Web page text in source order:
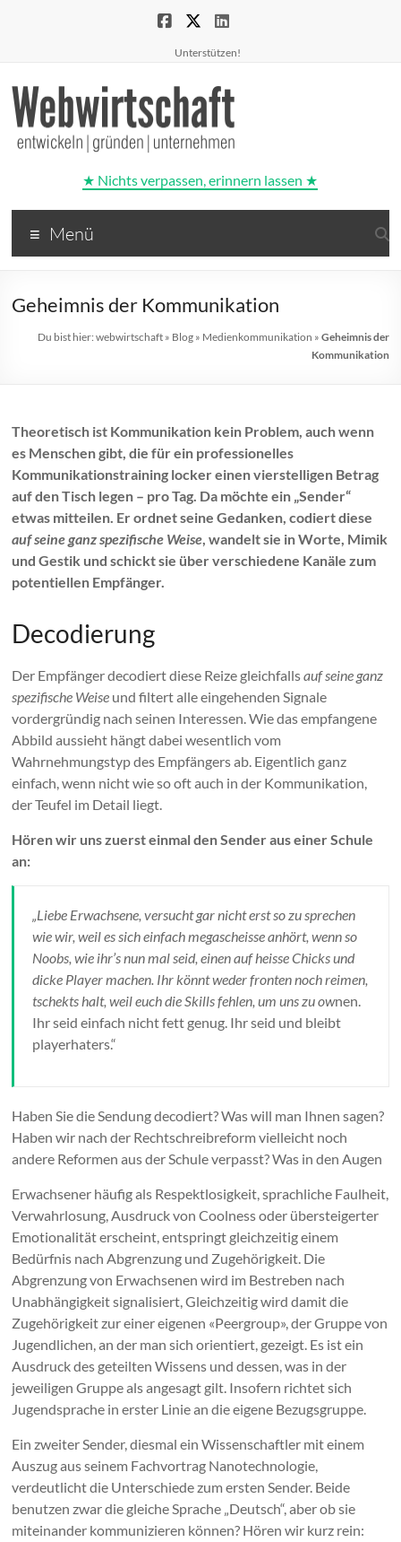
Unterstützen!
Webwirtschaft
|
unternehmen
★ Nichts verpassen, erinnern lassen ★
Menü
Geheimnis der Kommunikation
Du bist hier: webwirtschaft» Blog» Medienkommunikation » Geheimnis der
Kommunikation
Theoretisch ist Kommunikation kein Problem, auch wenn
es Menschen gibt, die für ein professionelles
Kommunikationstraining locker einen vierstelligen Betrag
auf den Tisch legen – pro Tag. Da möchte ein „Sender“
etwas mitteilen. Er ordnet seine Gedanken, codiert diese
auf seine ganz spezifische Weise, wandelt sie in Worte, Mimik
und Gestik und schickt sie über verschiedene Kanäle zum
potentiellen Empfänger.
Decodierung
Der Empfänger decodiert diese Reize gleichfallsauf seine ganz
spezifische Weise und filtert alle eingehenden Signale
vordergründig nach seinen Interessen. Wie das empfangene
Abbild aussieht hängt dabei wesentlich vom
Wahrnehmungstyp des Empfängers ab. Eigentlich ganz
einfach, wenn nicht wie so oft auch in der Kommunikation,
der Teufel im Detail liegt.
Hören wir uns zuerst einmal den Sender aus einer Schule
an:
„Liebe Erwachsene, versucht gar nicht erst so zu sprechen
wie wir, weil es sich einfach megascheisse anhört, wenn so
Noobs, wie ihr’s nun mal seid, einen auf heisse Chicks und
dicke Player machen. Ihr könnt weder fronten noch reimen,
tschekts halt, weil euch die Skills fehlen, um uns zu ownen.
Ihr seid einfach nicht fett genug. Ihr seid und bleibt
playerhaters.“
Haben Sie die Sendung decodiert? Was will man Ihnen sagen?
Haben wir nach der Rechtschreibreform vielleicht noch
andere Reformen aus der Schule verpasst? Was in den Augen
Erwachsener häufig als Respektlosigkeit, sprachliche Faulheit,
Verwahrlosung, Ausdruck von Coolness oder übersteigerter
Emotionalität erscheint, entspringt gleichzeitig einem
Bedürfnis nach Abgrenzung und Zugehörigkeit. Die
Abgrenzung von Erwachsenen wird im Bestreben nach
Unabhängigkeit signalisiert, Gleichzeitig wird damit die
Zugehörigkeit zur einer eigenen «Peergroup», der Gruppe von
Jugendlichen, an der man sich orientiert, gezeigt. Es ist ein
Ausdruck des geteilten Wissens und dessen, was in der
jeweiligen Gruppe als angesagt gilt. Insofern richtet sich
Jugendsprache in erster Linie an die eigene Bezugsgruppe.
Ein zweiter Sender, diesmal ein Wissenschaftler mit einem
Auszug aus seinem Fachvortrag Nanotechnologie,
verdeutlicht die Unterschiede zum ersten Sender. Beide
benutzen zwar die gleiche Sprache „Deutsch“, aber ob sie
miteinander kommunizieren können? Hören wir kurz rein: